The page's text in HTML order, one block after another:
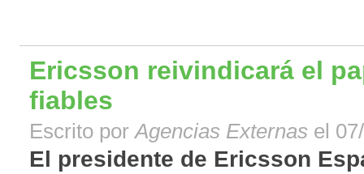
Ericsson reivindicará el
fiables
Escrito porAgencias Externas el
El presidente de Ericsson